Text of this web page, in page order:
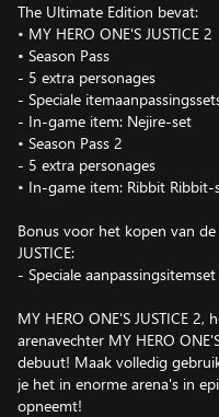
The Ultimate Edition bevat:
• MY HERO ONE'S JUSTICE 2
• Season Pass
- 5 extra personages
- Speciale
- In-game item: Nejire-set
• Season Pass 2
- 5 extra personages
• In-game item: Ribbit Ribbit-
Bonus voor het kopen van
JUSTICE:
- Speciale
MY HERO ONE'S JUSTICE
arenavechter MY HERO
debuut! Maak volledig
je het in enorme arena's in
opneemt!